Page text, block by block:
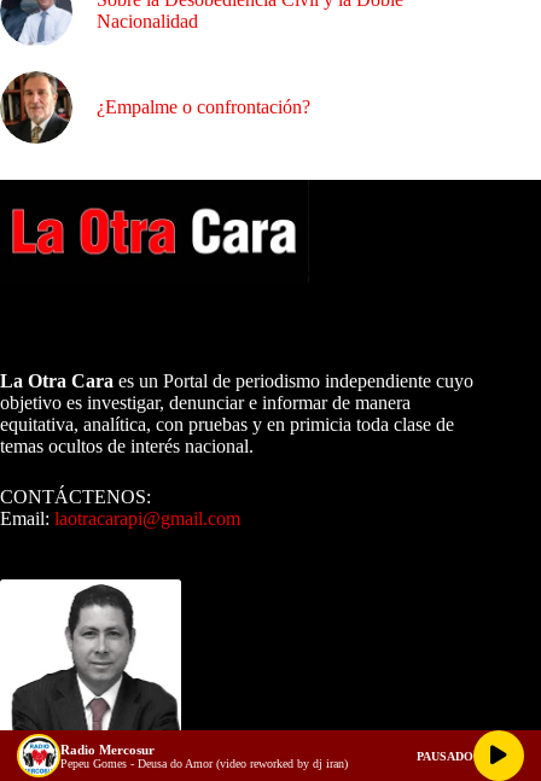
Nacionalidad
¿Empalme o confrontación?
La Otra Cara es un Portal de periodismo independiente cuyo
objetivo es investigar, denunciar e informar de manera
equitativa, analítica, con pruebas y en primicia toda clase de
temas ocultos de interés nacional.
CONTÁCTENOS:
Email: laotracarapi@gmail.com
Radio Mercosur
Pepeu Gomes - Deusa do Amor (video reworked by dj iran)
PAUSADO